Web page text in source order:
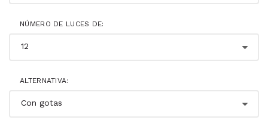
NÚMERO DE LUCES DE:
ALTERNATIVA: